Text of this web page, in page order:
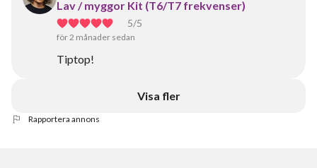
Lav / myggor Kit (T6/T7 frekvenser)
5/5
för 2 månader sedan
Tiptop!
Visa fler
Rapportera annons